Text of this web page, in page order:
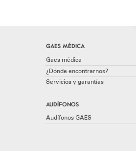
GAES MÉDICA
Gaes médica
¿Dónde encontrarnos?
Servicios y garantías
AUDÍFONOS
Audífonos GAES